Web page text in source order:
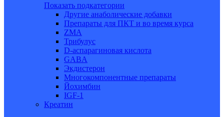
Показать подкатегории
Другие анаболические добавки
Препараты для ПКТ и во время курса
ZMA
Трибулус
D-аспарагиновая кислота
GABA
Экдистерон
Многокомпонентные препараты
Йохимбин
IGF-1
Креатин